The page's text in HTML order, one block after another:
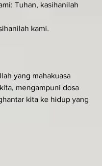
Tuhan, kasihanilah
kami.
yang mahakuasa
mengampuni dosa
kita ke hidup yang